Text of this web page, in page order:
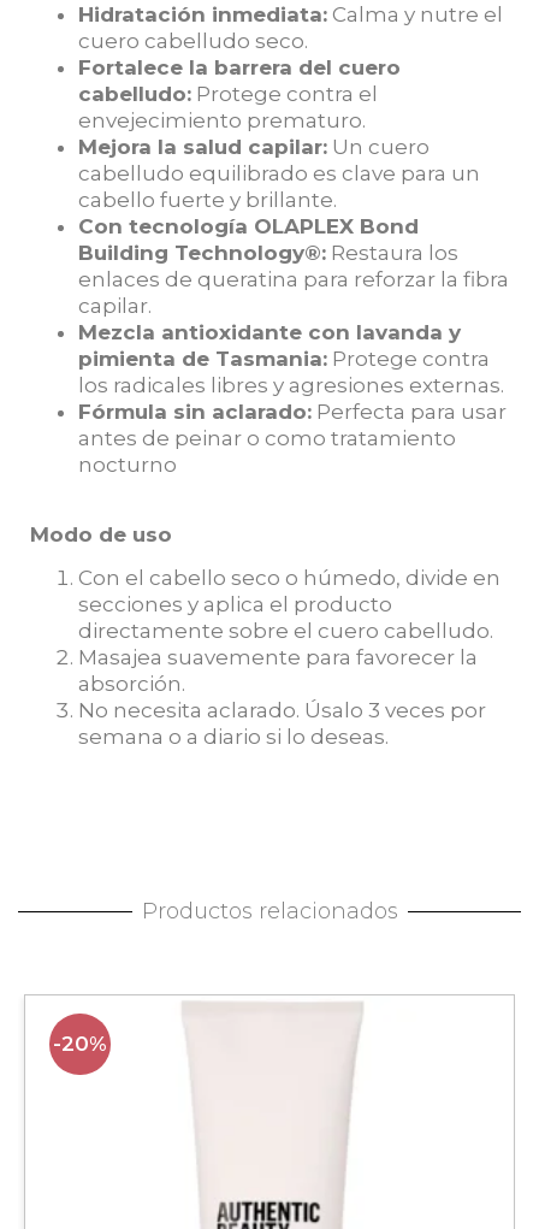
Hidratación inmediata: Calma y nutre el
cuero cabelludo seco.
Fortalece la barrera del cuero
cabelludo: Protege contra el
envejecimiento prematuro.
Mejora la salud capilar: Un cuero
cabelludo equilibrado es clave para un
cabello fuerte y brillante.
Con tecnología OLAPLEX Bond
Building Technology®: Restaura los
enlaces de queratina para reforzar la fibra
capilar.
Mezcla antioxidante con lavanda y
pimienta de Tasmania: Protege contra
los radicales libres y agresiones externas.
Fórmula sin aclarado: Perfecta para usar
antes de peinar o como tratamiento
nocturno
Modo de uso
Con el cabello seco o húmedo, divide en
secciones y aplica el producto
directamente sobre el cuero cabelludo.
Masajea suavemente para favorecer la
absorción.
No necesita aclarado. Úsalo 3 veces por
semana o a diario si lo deseas.
Productos relacionados
-20%